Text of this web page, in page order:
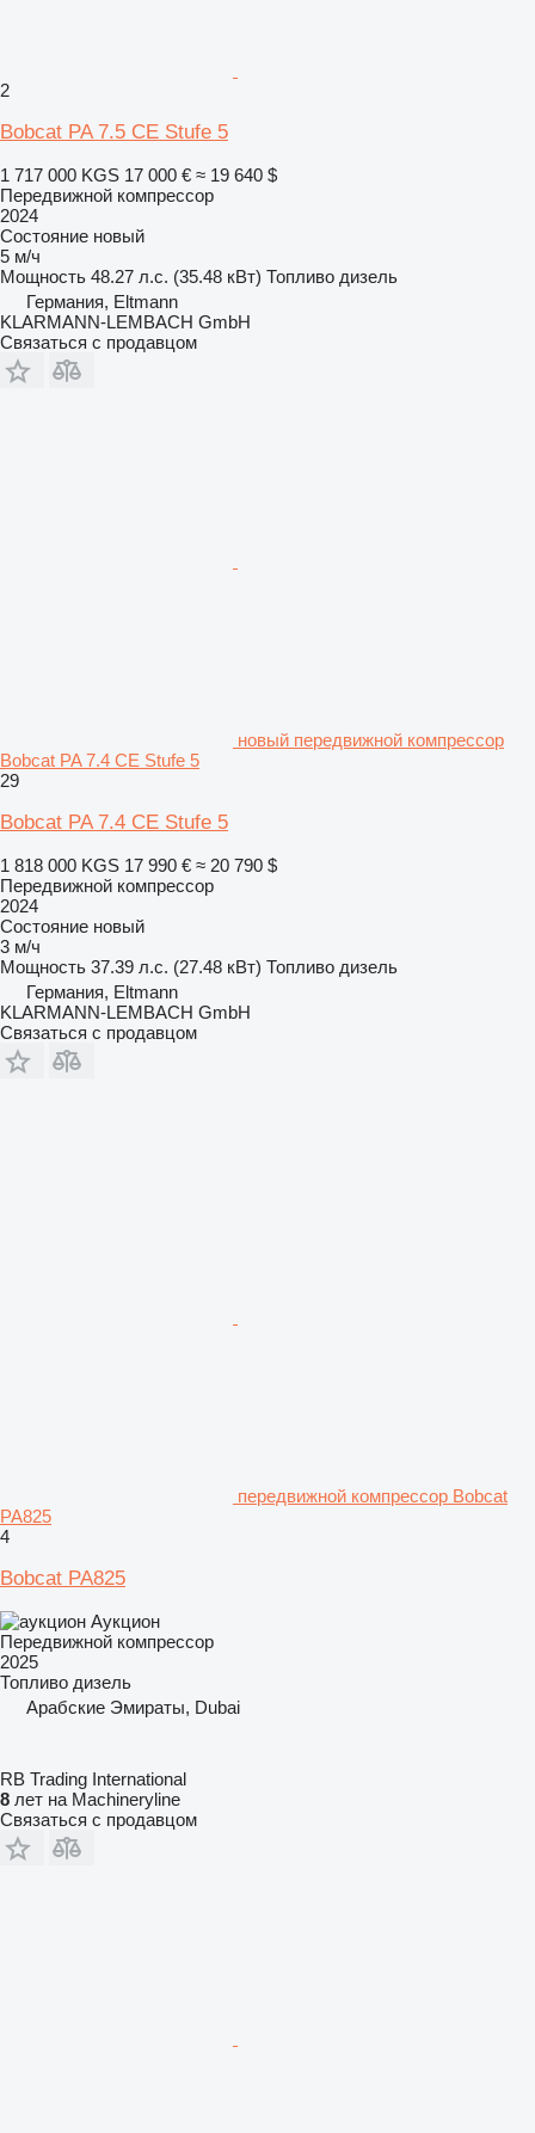
2
Bobcat PA 7.5 CE Stufe 5
1 717 000 KGS 17 000 € ≈ 19 640 $
Передвижной компрессор
2024
Состояние новый
5 м/ч
Мощность 48.27 л.с. (35.48 кВт) Топливо дизель
Германия, Eltmann
KLARMANN-LEMBACH GmbH
Связаться с продавцом
новый передвижной компрессор
Bobcat PA 7.4 CE Stufe 5
29
Bobcat PA 7.4 CE Stufe 5
1 818 000 KGS 17 990 € ≈ 20 790 $
Передвижной компрессор
2024
Состояние новый
3 м/ч
Мощность 37.39 л.с. (27.48 кВт) Топливо дизель
Германия, Eltmann
KLARMANN-LEMBACH GmbH
Связаться с продавцом
передвижной компрессор Bobcat
PA825
4
Bobcat PA825
Аукцион
Передвижной компрессор
2025
Топливо дизель
Арабские Эмираты, Dubai
RB Trading International
8 лет на Machineryline
Связаться с продавцом